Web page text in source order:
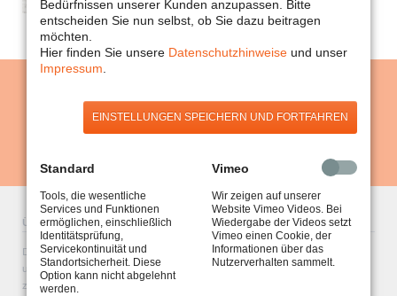
Finden Sie uns auch auf
Über uns
Die Teuto Kunststofftechnik OHG ist Ihr Ansprechpartner für Projekte rund
um Kunststoff und Apparatebau. Als Kunststofffachbetrieb sind wir TÜV
zertifiziert und liefern Ihnen Waren in bester Qualität.
Bedürfnissen unserer Kunden anzupassen. Bitte
entscheiden Sie nun selbst, ob Sie dazu beitragen
möchten.
Hier finden Sie unsere Datenschutzhinweise und unser
Impressum
EINSTELLUNGEN SPEICHERN UND FORTFAHREN
Standard
Tools, die wesentliche
Services und Funktionen
ermöglichen, einschließlich
Identitätsprüfung,
Servicekontinuität und
Standortsicherheit. Diese
Option kann nicht abgelehnt
werden.
Vimeo
Wir zeigen auf unserer
Website Vimeo Videos. Bei
Wiedergabe der Videos setzt
Vimeo einen Cookie, der
Informationen über das
Nutzerverhalten sammelt.